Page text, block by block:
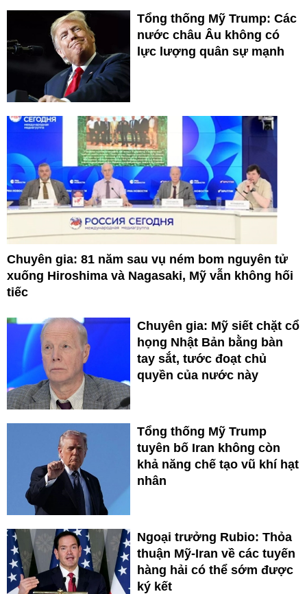
Tổng thống Mỹ Trump: Các
nước châu Âu không có
lực lượng quân sự mạnh
Chuyên gia: 81 năm sau vụ ném bom nguyên tử
xuống Hiroshima và Nagasaki, Mỹ vẫn không hối
tiếc
Chuyên gia: Mỹ siết chặt cổ
họng Nhật Bản bằng bàn
tay sắt, tước đoạt chủ
quyền của nước này
Tổng thống Mỹ Trump
tuyên bố Iran không còn
khả năng chế tạo vũ khí hạt
nhân
Ngoại trưởng Rubio: Thỏa
thuận Mỹ-Iran về các tuyến
hàng hải có thể sớm được
ký kết